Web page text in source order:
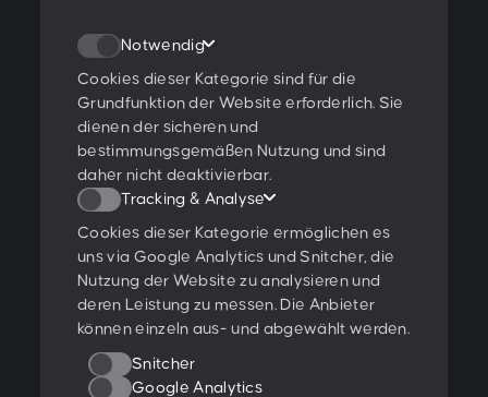
Notwendig
Cookies dieser Kategorie sind für die
Grundfunktion der Website erforderlich. Sie
dienen der sicheren und
bestimmungsgemäßen Nutzung und sind
daher nicht deaktivierbar.
Tracking & Analyse
Cookies dieser Kategorie ermöglichen es
uns via Google Analytics und Snitcher, die
Nutzung der Website zu analysieren und
deren Leistung zu messen. Die Anbieter
können einzeln aus- und abgewählt werden.
Snitcher
Google Analytics
+43 1 47 07 922
contact@peschke.at
Newsletter abonnieren
Ich stimme denDatenschutzbestimmungenzu.
Ratings & Qualifikationen